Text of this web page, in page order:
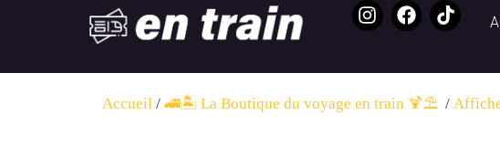
Accueil / 🚄🏝️ La Boutique du voyage en train 🍹⛱️ ​ /